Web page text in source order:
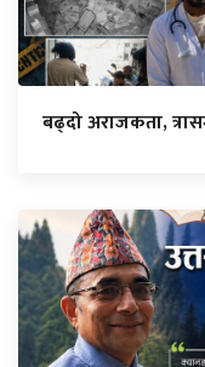
बढ्दो अराजकता,